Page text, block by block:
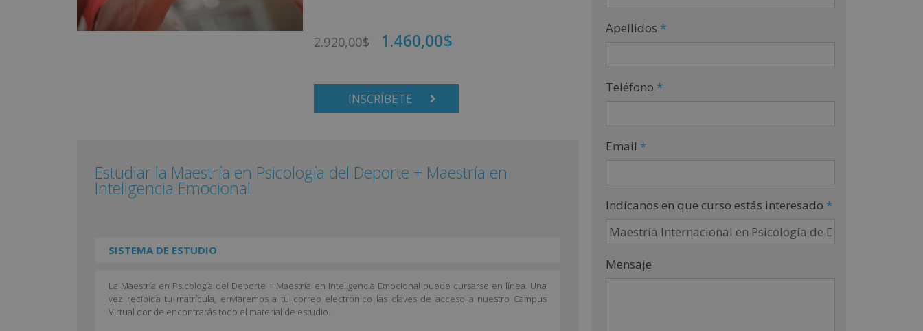
2.920,00$ 1.460,00$
INSCRÍBETE
Estudiar la Maestría en Psicología del Deporte + Maestría en
Inteligencia Emocional
SISTEMA DE ESTUDIO
La Maestría en Psicología del Deporte + Maestría en Inteligencia Emocional puede cursarse en línea. Una
vez recibida tu matrícula, enviaremos a tu correo electrónico las claves de acceso a nuestro Campus
Virtual donde encontrarás todo el material de estudio.
Apellidos *
Teléfono *
Email *
Indícanos en que curso estás interesado *
Mensaje